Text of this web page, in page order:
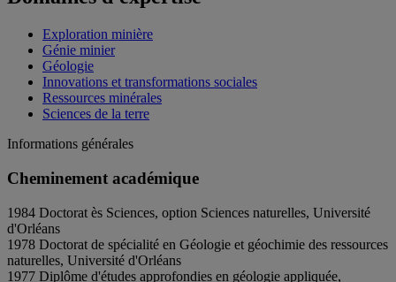
Exploration minière
Génie minier
Géologie
Innovations et transformations sociales
Ressources minérales
Sciences de la terre
Informations générales
Cheminement académique
1984 Doctorat ès Sciences, option Sciences naturelles, Université
d'Orléans
1978 Doctorat de spécialité en Géologie et géochimie des ressources
naturelles, Université d'Orléans
1977 Diplôme d'études approfondies en géologie appliquée,